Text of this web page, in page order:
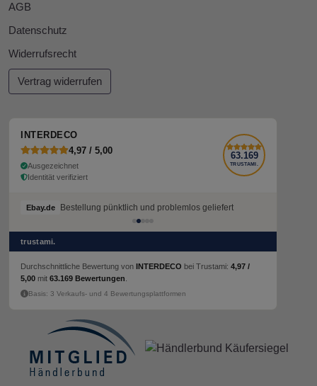
AGB
Datenschutz
Widerrufsrecht
Vertrag widerrufen
INTERDECO
4,97 / 5,00
Ausgezeichnet
Identität verifiziert
63.169
TRUSTAMI.
Ebay.de Bestellung pünktlich und problemlos geliefert
Ebay.de Bestellung pünktlich und problemlos geliefert
trustami.
Durchschnittliche Bewertung von INTERDECO bei Trustami: 4,97 /
5,00 mit 63.169 Bewertungen
Basis: 3 Verkaufs- und 4 Bewertungsplattformen